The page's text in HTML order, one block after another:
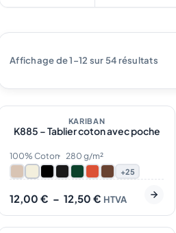
Affichage de 1–12 sur 54 résultats
Trié
NOTRE CHOIX
KARIBAN
K885 – Tablier coton avec poche
100% Coton 280 g/m²
+25
12,00 € – 12,50 €
de
prix :
à
12,50 €
HTVA